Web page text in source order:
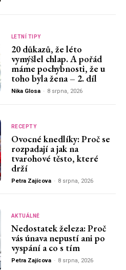
LETNÍ TIPY
20 důkazů, že léto
vymýšlel chlap. A pořád
máme pochybnosti, že u
toho byla žena – 2. díl
Nika Glosa - 8 srpna, 2026
RECEPTY
Ovocné knedlíky: Proč se
rozpadají a jak na
tvarohové těsto, které
drží
Petra Zajícova - 8 srpna, 2026
AKTUÁLNĚ
Nedostatek železa: Proč
vás únava nepustí ani po
vyspání a co s tím
Petra Zajícova - 8 srpna, 2026